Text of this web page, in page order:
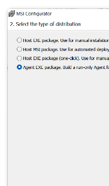
活動目錄支援
MSI 配置